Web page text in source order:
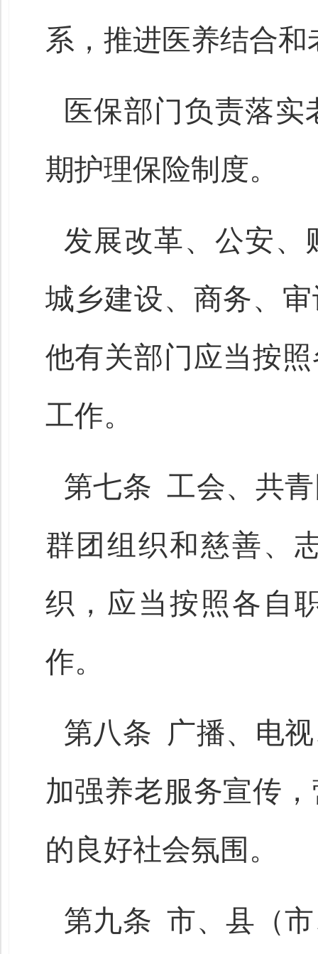
系，推进医养结合
医保部门负责落
期护理保险制度。
发展改革、公安、
城乡建设、商务、
他有关部门应当按
工作。
第七条 工会、共
群团组织和慈善、
织，应当按照各自
作。
第八条 广播、电
加强养老服务宣传
的良好社会氛围。
第九条 市、县（